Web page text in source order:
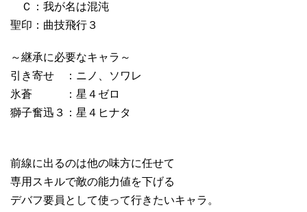
Ｃ：我が名は混沌
聖印：曲技飛行３
～継承に必要なキャラ～
引き寄せ ：ニノ、ソワレ
氷蒼 ：星４ゼロ
獅子奮迅３：星４ヒナタ
前線に出るのは他の味方に任せて
専用スキルで敵の能力値を下げる
デバフ要員として使って行きたいキャラ。